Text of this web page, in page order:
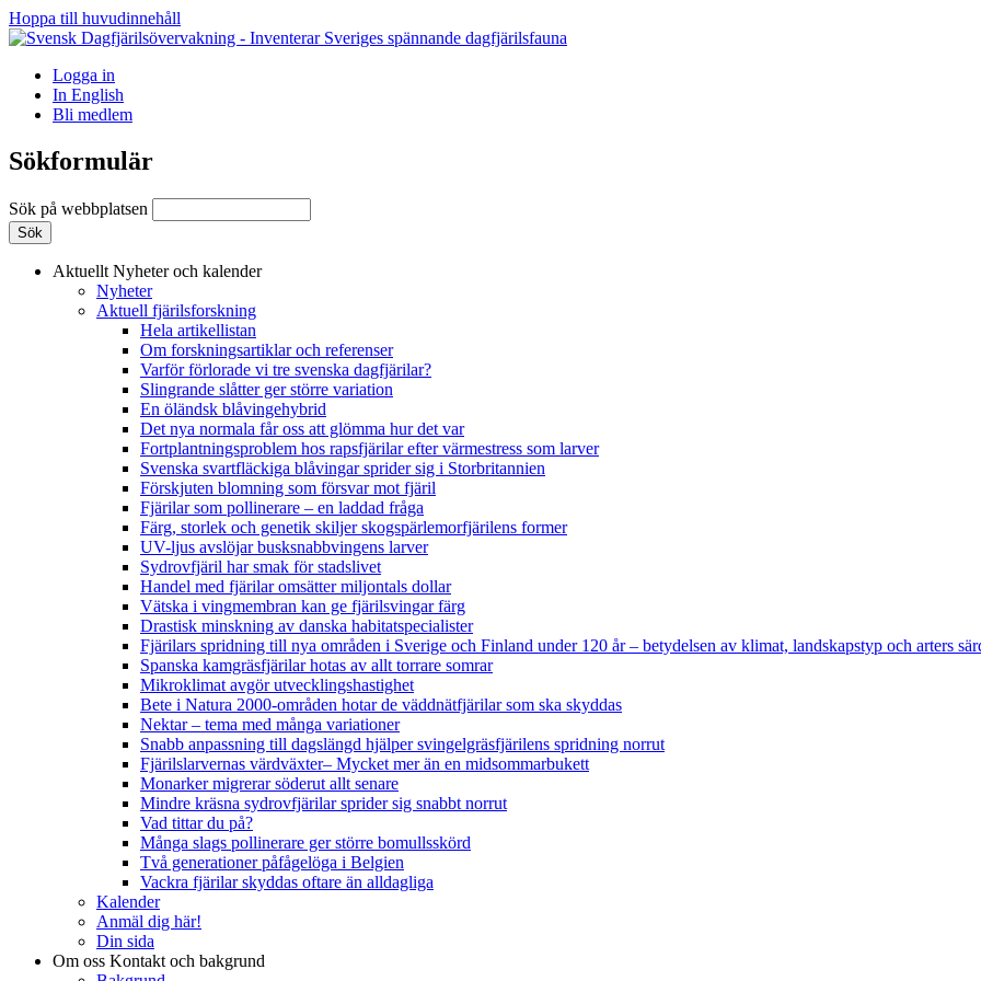
Hoppa till huvudinnehåll
Logga in
In English
Bli medlem
Sökformulär
Sök på webbplatsen
Aktuellt Nyheter och kalender
Nyheter
Aktuell fjärilsforskning
Hela artikellistan
Om forskningsartiklar och referenser
Varför förlorade vi tre svenska dagfjärilar?
Slingrande slåtter ger större variation
En öländsk blåvingehybrid
Det nya normala får oss att glömma hur det var
Fortplantningsproblem hos rapsfjärilar efter värmestress som larver
Svenska svartfläckiga blåvingar sprider sig i Storbritannien
Förskjuten blomning som försvar mot fjäril
Fjärilar som pollinerare – en laddad fråga
Färg, storlek och genetik skiljer skogspärlemorfjärilens former
UV-ljus avslöjar busksnabbvingens larver
Sydrovfjäril har smak för stadslivet
Handel med fjärilar omsätter miljontals dollar
Vätska i vingmembran kan ge fjärilsvingar färg
Drastisk minskning av danska habitatspecialister
Fjärilars spridning till nya områden i Sverige och Finland under 120 år– betydelsen av klimat, landskapstyp och arters
Spanska kamgräsfjärilar hotas av allt torrare somrar
Mikroklimat avgör utvecklingshastighet
Bete i Natura 2000-områden hotar de väddnätfjärilar som ska skyddas
Nektar – tema med många variationer
Snabb anpassning till dagslängd hjälper svingelgräsfjärilens spridning norrut
Fjärilslarvernas värdväxter– Mycket mer än en midsommarbukett
Monarker migrerar söderut allt senare
Mindre kräsna sydrovfjärilar sprider sig snabbt norrut
Vad tittar du på?
Många slags pollinerare ger större bomullsskörd
Två generationer påfågelöga i Belgien
Vackra fjärilar skyddas oftare än alldagliga
Kalender
Anmäl dig här!
Din sida
Om oss Kontakt och bakgrund